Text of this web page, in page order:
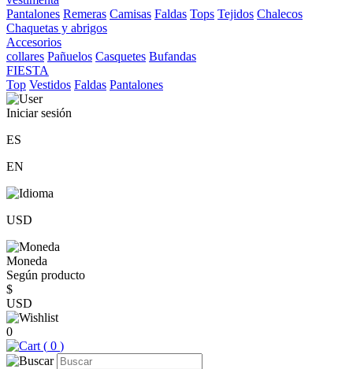
Pantalones Remeras Camisas Faldas Tops Tejidos Chalecos
Chaquetas y abrigos
Accesorios
collares Pañuelos Casquetes Bufandas
FIESTA
Top Vestidos Faldas Pantalones
Iniciar sesión
ES
EN
USD
Moneda
Según producto
$
USD
0
( 0 )